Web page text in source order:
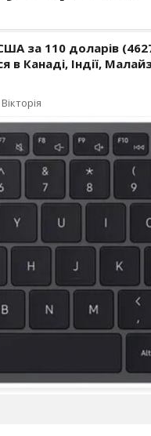
за 110 доларів
Канаді, Індії,